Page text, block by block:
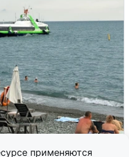
применяются